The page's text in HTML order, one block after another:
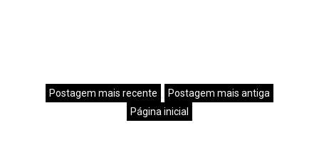
Postagem mais recente
Postagem mais antiga
Página inicial